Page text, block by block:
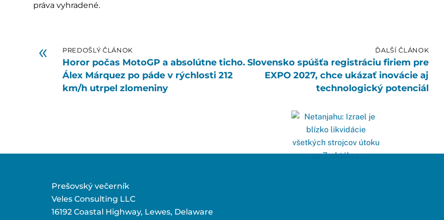
práva vyhradené.
« PREDOŠLÝ ČLÁNOK
Horor počas MotoGP a absolútne ticho.
Álex Márquez po páde v rýchlosti 212
km/h utrpel zlomeniny
ĎALŠÍ ČLÁNOK
Slovensko spúšťa registráciu firiem pre
EXPO 2027, chce ukázať inovácie aj
technologický potenciál
Prešovský večerník
Veles Consulting LLC
16192 Coastal Highway, Lewes, Delaware